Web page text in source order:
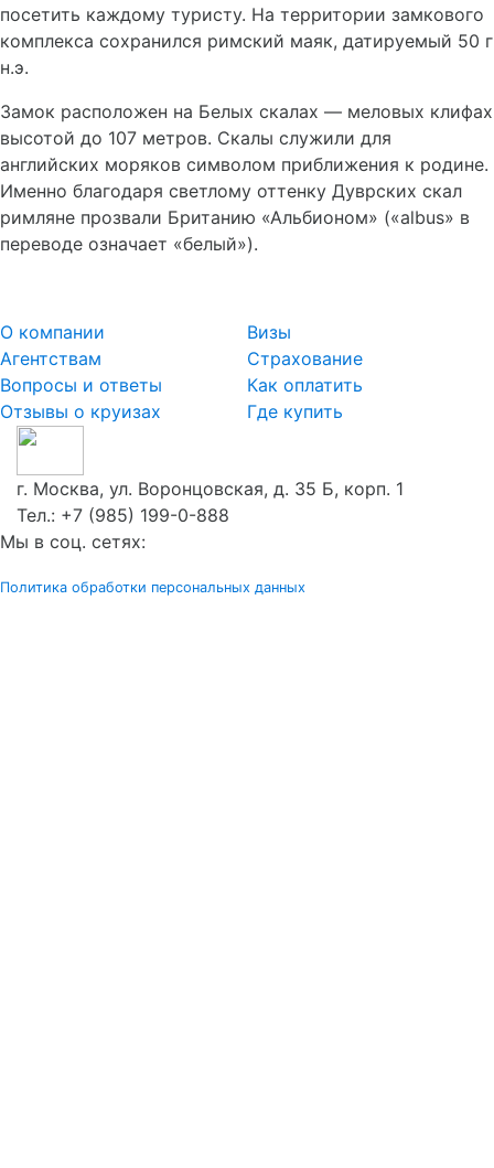
посетить каждому туристу. На территории замкового
комплекса сохранился римский маяк, датируемый 50 г
н.э.
Замок расположен на Белых скалах — меловых клифах
высотой до 107 метров. Скалы служили для
английских моряков символом приближения к родине.
Именно благодаря светлому оттенку Дуврских скал
римляне прозвали Британию «Альбионом» («albus» в
переводе означает «белый»).
О компании
Агентствам
Вопросы и ответы
Отзывы о круизах
Визы
Страхование
Как оплатить
Где купить
г. Москва, ул. Воронцовская, д. 35 Б, корп. 1
Тел.: +7 (985) 199-0-888
Мы в соц. сетях:
Политика обработки персональных данных